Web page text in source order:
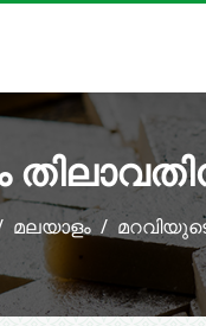
മലയാളം